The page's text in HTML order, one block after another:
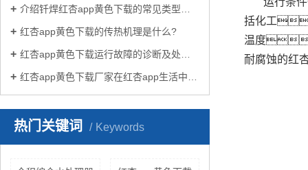
介绍钎焊红杏app黄色下载的常见类型有哪些
红杏app黄色下载的传热机理是什么?
红杏app黄色下载运行故障的诊断及处理方法
红杏app黄色下载厂家在红杏app生活中有哪些作用？
热门关键词 Keywords
括化工
温度
耐腐蚀的